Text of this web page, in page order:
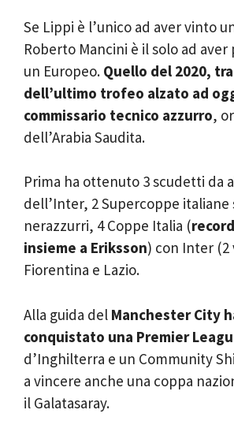
Se Lippi è l’unico ad aver vinto
Roberto Mancini è il solo ad aver
un Europeo. Quello del 2020,
dell’ultimo trofeo alzato ad
commissario tecnico azzurro,
dell’Arabia Saudita.
Prima ha ottenuto 3 scudetti da
dell’Inter, 2 Supercoppe italiane
nerazzurri, 4 Coppe Italia (
insieme a Eriksson) con Inter
Fiorentina e Lazio.
Alla guida del Manchester City
conquistato una Premier
d’Inghilterra e un Community
a vincere anche una coppa
il Galatasaray.